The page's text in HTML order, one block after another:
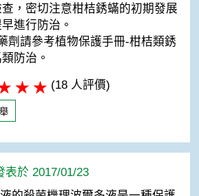
，密切注意柑桔銹蟎的初期發展
進行防治。
劑請參考植物保護手冊-柑桔類銹
防治。
(18 人評價)
表於 2017/01/23